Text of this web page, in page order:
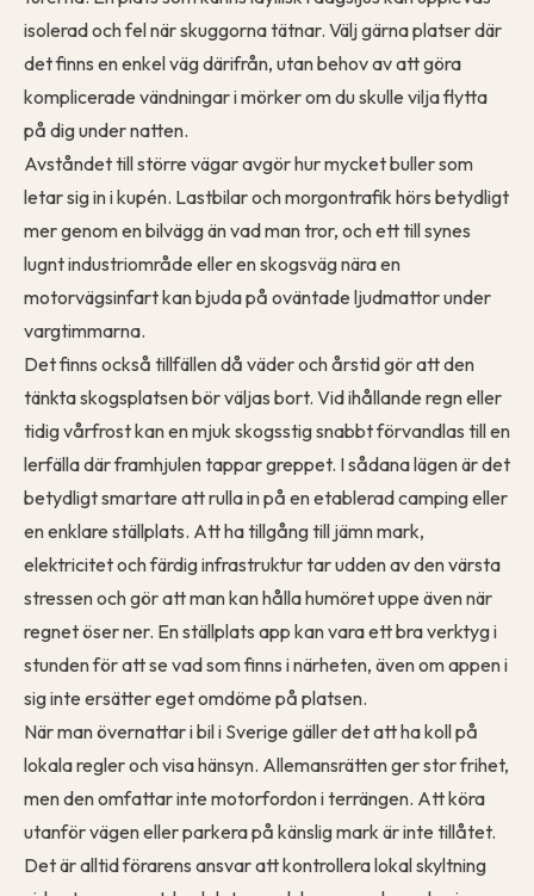
isolerad och fel när skuggorna tätnar. Välj gärna platser där
det finns en enkel väg därifrån, utan behov av att göra
komplicerade vändningar i mörker om du skulle vilja flytta
på dig under natten.
Avståndet till större vägar avgör hur mycket buller som
letar sig in i kupén. Lastbilar och morgontrafik hörs betydligt
mer genom en bilvägg än vad man tror, och ett till synes
lugnt industriområde eller en skogsväg nära en
motorvägsinfart kan bjuda på oväntade ljudmattor under
vargtimmarna.
Det finns också tillfällen då väder och årstid gör att den
tänkta skogsplatsen bör väljas bort. Vid ihållande regn eller
tidig vårfrost kan en mjuk skogsstig snabbt förvandlas till en
lerfälla där framhjulen tappar greppet. I sådana lägen är det
betydligt smartare att rulla in på en etablerad camping eller
en enklare ställplats. Att ha tillgång till jämn mark,
elektricitet och färdig infrastruktur tar udden av den värsta
stressen och gör att man kan hålla humöret uppe även när
regnet öser ner. Enställplats app kan vara ett bra verktyg i
stunden för att se vad som finns i närheten, även om appen i
sig inte ersätter eget omdöme på platsen.
När man övernattar i bil i Sverige gäller det att ha koll på
lokala regler och visa hänsyn. Allemansrätten ger stor frihet,
men den omfattar inte motorfordon i terrängen. Att köra
utanför vägen eller parkera på känslig mark är inte tillåtet.
Det är alltid förarens ansvar att kontrollera lokal skyltning